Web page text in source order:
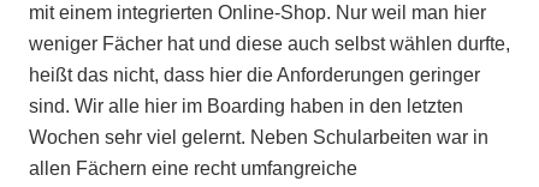
mit einem integrierten Online-Shop. Nur weil man hier
weniger Fächer hat und diese auch selbst wählen durfte,
heißt das nicht, dass hier die Anforderungen geringer
sind. Wir alle hier im Boarding haben in den letzten
Wochen sehr viel gelernt. Neben Schularbeiten war in
allen Fächern eine recht umfangreiche